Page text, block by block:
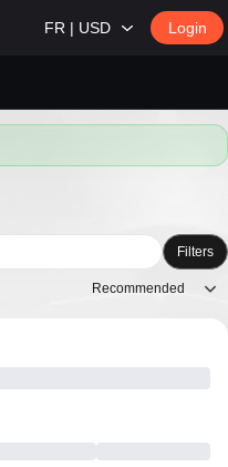
FR | USD Login
Filters
Recommended